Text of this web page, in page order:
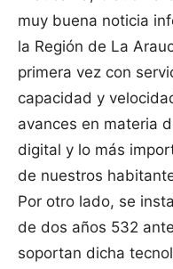
muy buena noticia
la Región de La
primera vez con
capacidad y
avances en materia
digital y lo más
de nuestros
Por otro lado, se
de dos años 532
soportan dicha